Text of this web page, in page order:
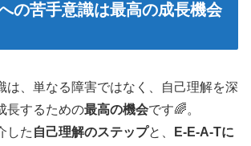
の苦手意識は最高の成長機会
は、単なる障害ではなく、自己理解を深
長するための最高の機会です🌈。
した 自己理解のステップと、
E-E-A-Tに